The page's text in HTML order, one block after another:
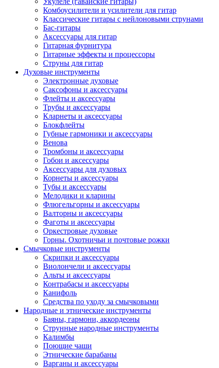
Комбоусилители и усилители для гитар
Классические гитары с нейлоновыми струнами
Бас-гитары
Аксессуары для гитар
Гитарная фурнитура
Гитарные эффекты и процессоры
Струны для гитар
Духовые инструменты
Электронные духовые
Саксофоны и аксессуары
Флейты и аксессуары
Трубы и аксессуары
Кларнеты и аксессуары
Блокфлейты
Губные гармоники и аксессуары
Венова
Тромбоны и аксессуары
Гобои и аксессуары
Аксессуары для духовых
Корнеты и аксессуары
Тубы и аксессуары
Мелодики и кларины
Флюгельгорны и аксессуары
Валторны и аксессуары
Фаготы и аксессуары
Оркестровые духовые
Горны. Охотничьи и почтовые рожки
Смычковые инструменты
Скрипки и аксессуары
Виолончели и аксессуары
Альты и аксессуары
Контрабасы и аксессуары
Канифоль
Средства по уходу за смычковыми
Народные и этнические инструменты
Баяны, гармони, аккордеоны
Струнные народные инструменты
Калимбы
Поющие чаши
Этнические барабаны
Варганы и аксессуары